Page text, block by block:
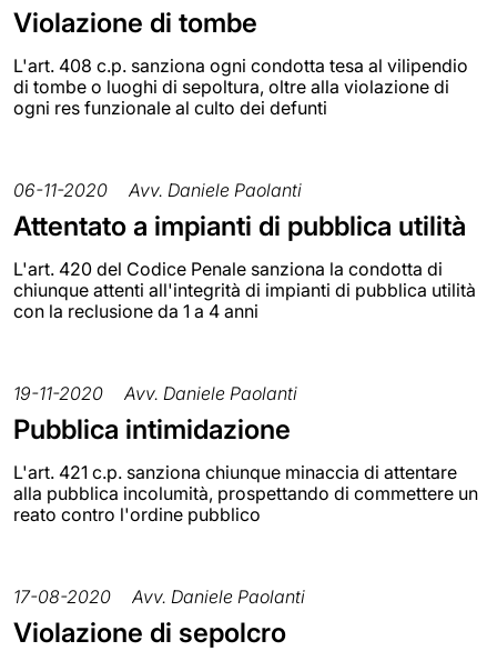
Violazione di tombe
L'art. 408 c.p. sanziona ogni condotta tesa al vilipendio
di tombe o luoghi di sepoltura, oltre alla violazione di
ogni res funzionale al culto dei defunti
06-11-2020 Avv. Daniele Paolanti
Attentato a impianti di pubblica utilità
L'art. 420 del Codice Penale sanziona la condotta di
chiunque attenti all'integrità di impianti di pubblica utilità
con la reclusione da 1 a 4 anni
19-11-2020 Avv. Daniele Paolanti
Pubblica intimidazione
L'art. 421 c.p. sanziona chiunque minaccia di attentare
alla pubblica incolumità, prospettando di commettere un
reato contro l'ordine pubblico
17-08-2020 Avv. Daniele Paolanti
Violazione di sepolcro